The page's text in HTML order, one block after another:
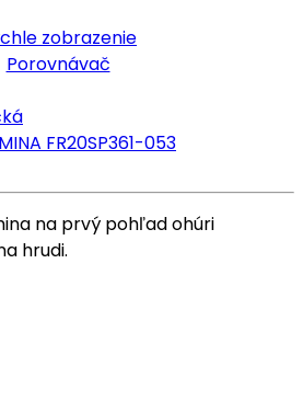
zobrazenie
Porovnávač
FR20SP361-053
na prvý pohľad ohúri
hrudi.